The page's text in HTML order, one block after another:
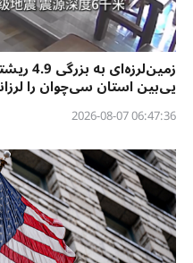
یی‌بین استان سی‌چوان را
06:47:36 2026-08-07